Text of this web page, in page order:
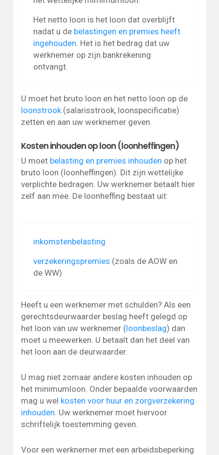
Het netto loon is het loon dat overblijft
nadat u de belastingen en premies heeft
ingehouden . Het is het bedrag dat uw
werknemer op zijn bankrekening
ontvangt.
U moet het bruto loon en het netto loon op de
loonstrook(salarisstrook, loonspecificatie)
zetten en aan uw werknemer geven.
Kosten inhouden op loon (loonheffingen)
U moet belasting en premies inhouden op het
bruto loon (loonheffingen). Dit zijn wettelijke
verplichte bedragen. Uw werknemer betaalt hier
zelf aan mee. De loonheffing bestaat uit:
inkomstenbelasting
verzekeringspremies (zoals de AOW en
de WW)
Heeft u een werknemer met schulden? Als een
gerechtsdeurwaarder beslag heeft gelegd op
het loon van uw werknemer (loonbeslag) dan
moet u meewerken. U betaalt dan het deel van
het loon aan de deurwaarder.
U mag niet zomaar andere kosten inhouden op
het minimumloon. Onder bepaalde voorwaarden
mag u wel kosten voor huur en zorgverzekering
inhouden . Uw werknemer moet hiervoor
schriftelijk toestemming geven.
Voor een werknemer met een arbeidsbeperking